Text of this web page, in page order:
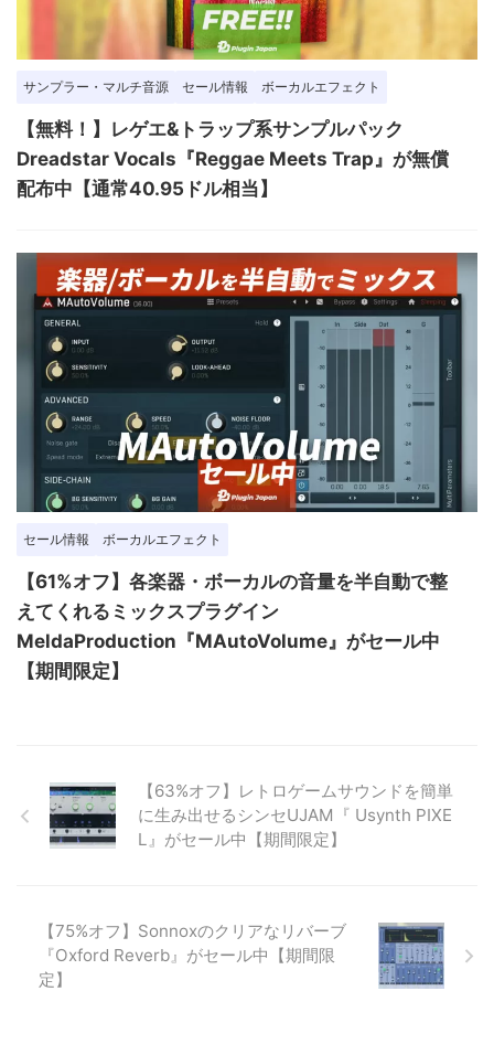
サンプラー・マルチ音源 セール情報 ボーカルエフェクト
【無料！】レゲエ&トラップ系サンプルパック
Dreadstar Vocals『Reggae Meets Trap』が無償
配布中【通常40.95ドル相当】
セール情報 ボーカルエフェクト
【61%オフ】各楽器・ボーカルの音量を半自動で整
えてくれるミックスプラグイン
MeldaProduction『MAutoVolume』がセール中
【期間限定】
【63%オフ】レトロゲームサウンドを簡単
に生み出せるシンセUJAM『 Usynth PIXE
L』がセール中【期間限定】
【75%オフ】Sonnoxのクリアなリバーブ
『Oxford Reverb』がセール中【期間限
定】